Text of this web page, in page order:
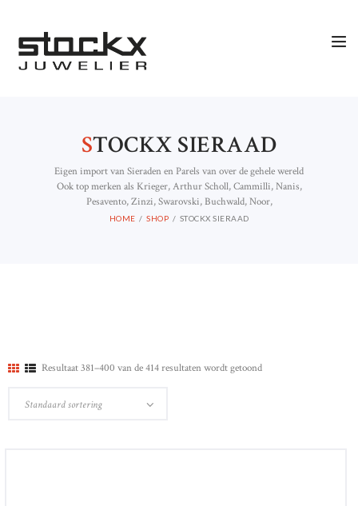
STOCKX SIERAAD
Eigen import van Sieraden en Parels van over de gehele wereld
Ook top merken als Krieger, Arthur Scholl, Cammilli, Nanis,
Pesavento, Zinzi, Swarovski, Buchwald, Noor,
HOME SHOP STOCKX SIERAAD
Resultaat 381–400 van de 414 resultaten wordt getoond